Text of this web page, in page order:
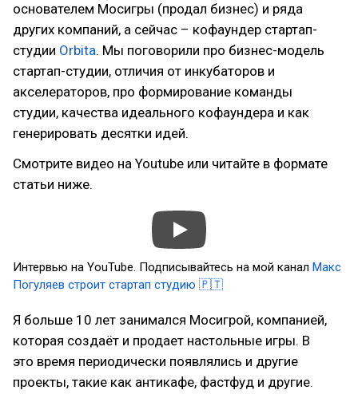
основателем Мосигры (продал бизнес) и ряда
других компаний, а сейчас – кофаундер стартап-
студии Orbita. Мы поговорили про бизнес-модель
стартап-студии, отличия от инкубаторов и
акселераторов, про формирование команды
студии, качества идеального кофаундера и как
генерировать десятки идей.
Смотрите видео на Youtube или читайте в формате
статьи ниже.
Интервью на YouTube. Подписывайтесь на мой канал Макс
Погуляев строит стартап студию 🇵🇹
Я больше 10 лет занимался Мосигрой, компанией,
которая создаёт и продает настольные игры. В
это время периодически появлялись и другие
проекты, такие как антикафе, фастфуд и другие.